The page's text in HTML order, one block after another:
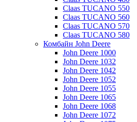
Claas TUCANO 550
Claas TUCANO 560
Claas TUCANO 570
Claas TUCANO 580
Комбайн John Deere
John Deere 1000
John Deere 1032
John Deere 1042
John Deere 1052
John Deere 1055
John Deere 1065
John Deere 1068
John Deere 1072